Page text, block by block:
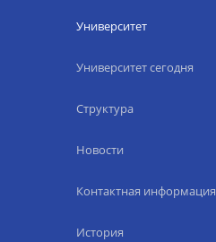
Университет
Университет сегодня
Структура
Новости
Контактная информация
История